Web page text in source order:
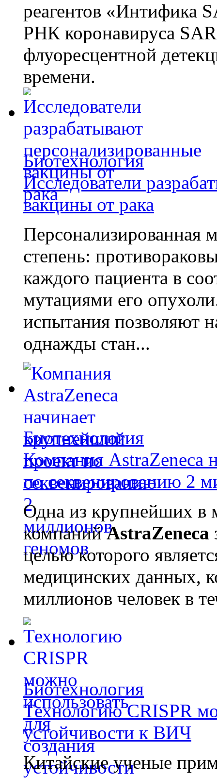
реагентов «Интифика
РНК коронавируса
флуоресцентной
времени.
Биотехнология
Исследователи
вакцины от рака
Персонализированная
степень:
каждого пациента в
мутациями его
испытания позволяют
однажды стан...
Биотехнология
Компания AstraZeneca
по секвенированию 2
Одна из крупнейших в
компанийAstraZeneca
целью которого
медицинских данных,
миллионов человек в
Биотехнология
Технологию CRISPR
устойчивости к ВИЧ
Китайские ученые